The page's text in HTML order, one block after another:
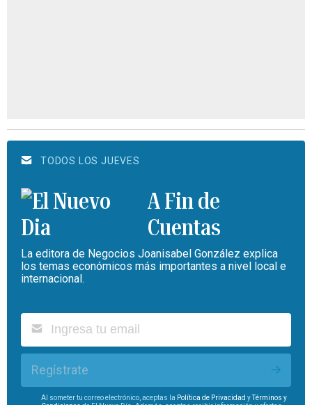
TODOS LOS JUEVES
A Fin de
Cuentas
La editora de Negocios Joanisabel González explica
los temas económicos más importantes a nivel local e
internacional.
Regístrate
Al someter tu correo electrónico, aceptas la Política de Privacidad yTérminos y